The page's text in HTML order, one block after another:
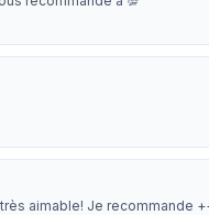
aimable! Je recommande